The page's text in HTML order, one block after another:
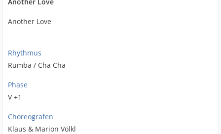
Another Love
Rhythmus
Rumba / Cha Cha
Phase
V +1
Choreografen
Klaus & Marion Völkl